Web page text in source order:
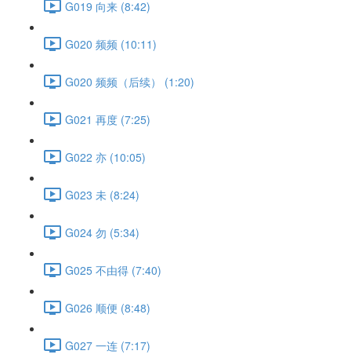
G019 向来 (8:42)
G020 频频 (10:11)
G020 频频（后续） (1:20)
G021 再度 (7:25)
G022 亦 (10:05)
G023 未 (8:24)
G024 勿 (5:34)
G025 不由得 (7:40)
G026 顺便 (8:48)
G027 一连 (7:17)